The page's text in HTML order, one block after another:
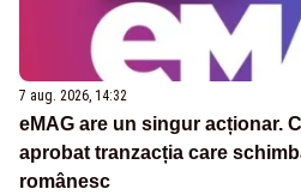
7 aug. 2026, 14:32
eMAG are un singur acționar.
aprobat tranzacția care
românesc